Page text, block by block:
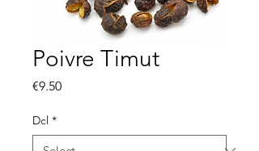
Poivre Timut
€9.50Price
Dcl *